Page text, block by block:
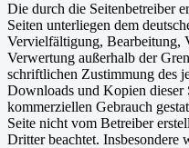
Die durch die Seitenbetreiber
Seiten unterliegen dem
Vervielfältigung, Bearbeitung,
Verwertung außerhalb der
schriftlichen Zustimmung des
Downloads und Kopien dieser
kommerziellen Gebrauch
Seite nicht vom Betreiber
Dritter beachtet. Insbesondere